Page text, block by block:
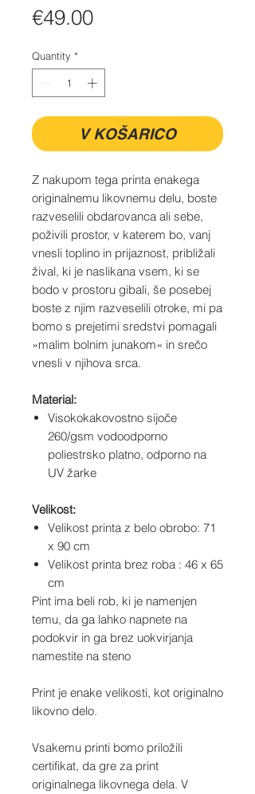
€49.00Price
Quantity *
V KOŠARICO
Z nakupom tega printa enakega
originalnemu likovnemu delu, boste
razveselili obdarovanca ali sebe,
poživili prostor, v katerem bo, vanj
vnesli toplino in prijaznost, približali
žival, ki je naslikana vsem, ki se
bodo v prostoru gibali, še posebej
boste z njim razveselili otroke, mi pa
bomo s prejetimi sredstvi pomagali
»malim bolnim junakom« in srečo
vnesli v njihova srca.
Material:
Visokokakovostno sijoče
260/gsm vodoodporno
poliestrsko platno, odporno na
UV žarke
Velikost:
Velikost printa z belo obrobo: 71
x 90 cm
Velikost printa brez roba : 46 x 65
cm
Pint ima beli rob, ki je namenjen
temu, da ga lahko napnete na
podokvir in ga brez uokvirjanja
namestite na steno
Print je enake velikosti, kot originalno
likovno delo.
Vsakemu printi bomo priložili
certifikat, da gre za print
originalnega likovnega dela. V